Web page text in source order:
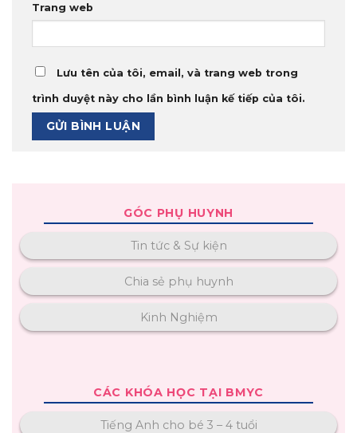
Trang web
Lưu tên của tôi, email, và trang web trong
trình duyệt này cho lần bình luận kế tiếp của tôi.
GÓC PHỤ HUYNH
Tin tức & Sự kiện
Chia sẻ phụ huynh
Kinh Nghiệm
CÁC KHÓA HỌC TẠI BMYC
Tiếng Anh cho bé 3 – 4 tuổi